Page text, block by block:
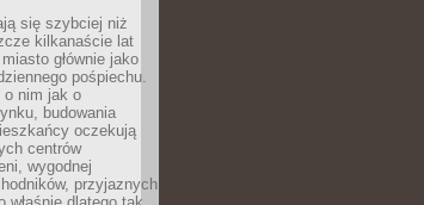
się szybciej niż
kilkanaście lat
głównie jako
pośpiechu.
o nim jak o
budowania
oczekują
centrów
wygodnej
przyjaznych